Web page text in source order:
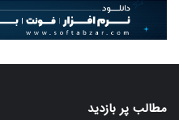
مطالب پر بازدید